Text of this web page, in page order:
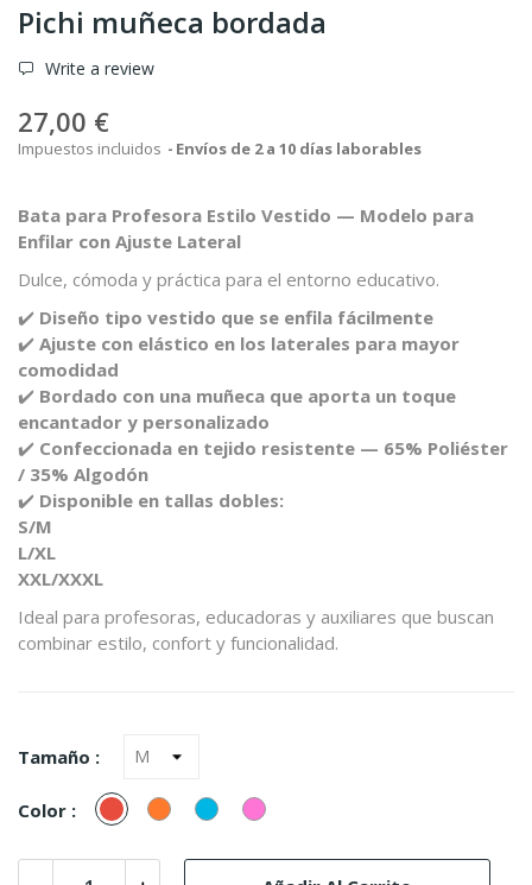
Pichi muñeca bordada
Write a review
27,00 €
Impuestos incluidos Envíos de 2 a 10 días laborables
Bata para Profesora Estilo Vestido — Modelo para
Enfilar con Ajuste Lateral
Dulce, cómoda y práctica para el entorno educativo.
✔️ Diseño tipo vestido que se enfila fácilmente
✔️ Ajuste con elástico en los laterales para mayor
comodidad
✔️ Bordado con una muñeca que aporta un toque
encantador y personalizado
✔️ Confeccionada en tejido resistente — 65% Poliéster
/ 35% Algodón
✔️ Disponible en tallas dobles:
S/M
L/XL
XXL/XXXL
Ideal para profesoras, educadoras y auxiliares que buscan
combinar estilo, confort y funcionalidad.
Tamaño :
Color : Rojo NaranjaTurquesa
(Azul)
Rosa